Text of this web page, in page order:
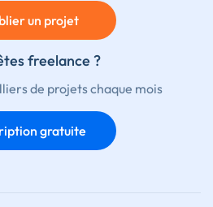
un projet
freelance ?
de projets chaque mois
gratuite